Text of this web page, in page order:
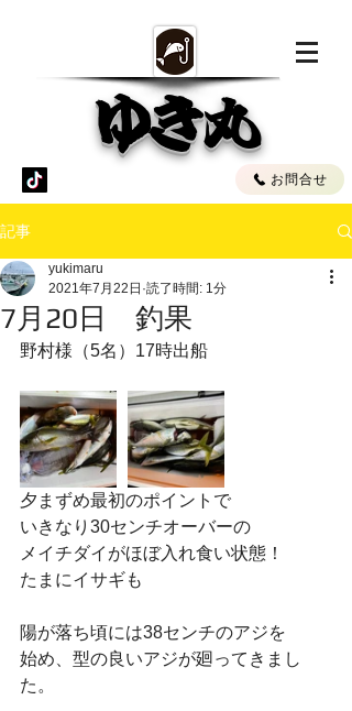
ゆき丸
お問合せ
記事
7月20日 釣果
yukimaru
2021年7月22日 読了時間: 1分
野村様（5名）17時出船
夕まずめ最初のポイントで
いきなり30センチオーバーの
メイチダイがほぼ入れ食い状態！
たまにイサギも
陽が落ち頃には38センチのアジを
始め、型の良いアジが廻ってきまし
た。